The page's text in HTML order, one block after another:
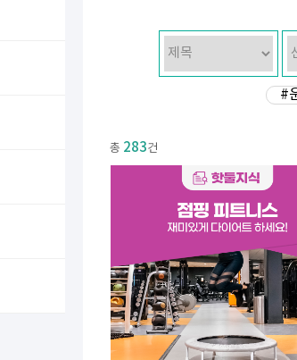
#
총 283건